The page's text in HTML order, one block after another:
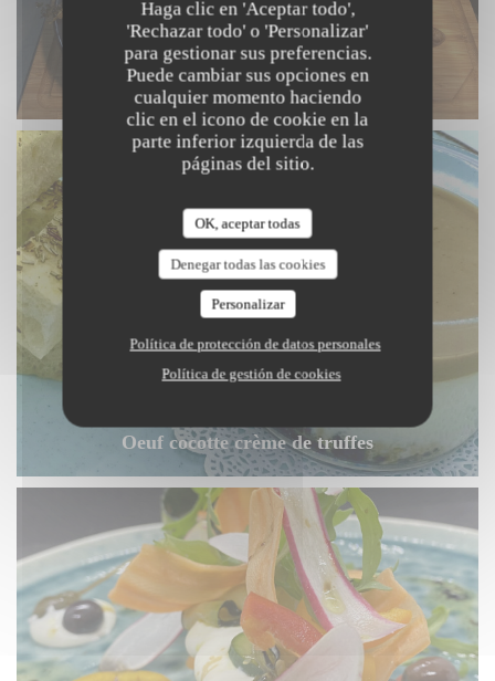
Haga clic en 'Aceptar todo',
'Rechazar todo' o 'Personalizar'
para gestionar sus preferencias.
Puede cambiar sus opciones en
cualquier momento haciendo
clic en el icono de cookie en la
parte inferior izquierda de las
páginas del sitio.
OK, aceptar todas
Denegar todas las cookies
Personalizar
Política de protección de datos personales
Política de gestión de cookies
Cote de Boeuf
Oeuf cocotte crème de truffes